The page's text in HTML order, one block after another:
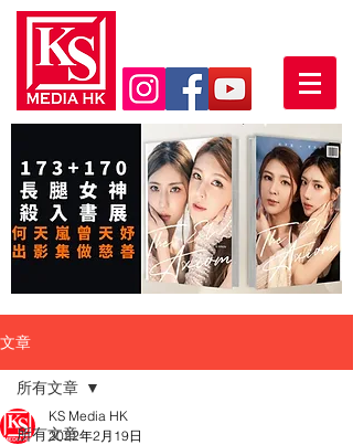
文章
所有文章
所有文章
KS Media HK
2022年2月19日